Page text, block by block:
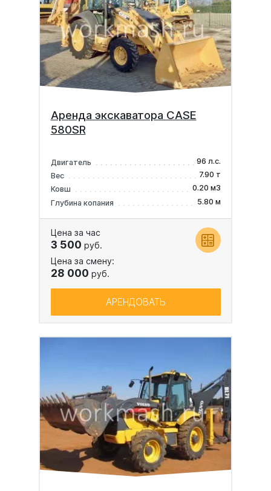
Аренда экскаватора CASE
580SR
Двигатель
96 л.с.
Вес
7.90 т
Ковш
0.20 м3
Глубина копания
5.80 м
Цена за час
3 500 руб.
Цена за смену:
28 000 руб.
АРЕНДОВАТЬ